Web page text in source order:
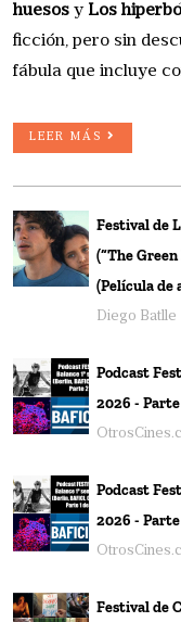
huesos yLos
ficción, pero sin
fábula que incluye
LEER MÁS
Festival de
(“The
(Película de
Diego Batlle
Podcast
2026 -
Podcast
2026 - Parte
Festival de